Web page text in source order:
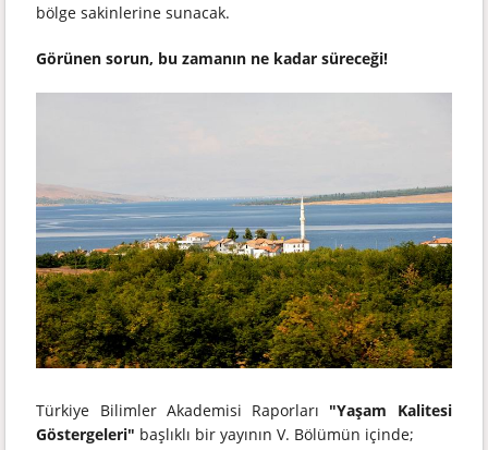
bölge sakinlerine sunacak.
Görünen sorun, bu zamanın ne kadar süreceği!
Türkiye Bilimler Akademisi Raporları "Yaşam Kalitesi
Göstergeleri" başlıklı bir yayının V. Bölümün içinde;